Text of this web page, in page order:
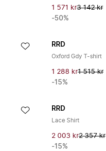
1 571 kr3 142 kr
-50%
RRD
Oxford Gdy T-shirt
1 288 kr1 515 kr
-15%
RRD
Lace Shirt
2 003 kr2 357 kr
-15%